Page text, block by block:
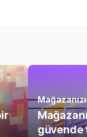
güvende